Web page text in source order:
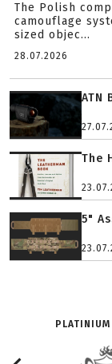
The Polish
camouflage
sized objec...
28.07.2026
ATN
The
5"